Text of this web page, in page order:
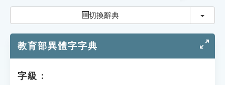
貓頭鷹博士
切換辭典 切換
教育部異體字字典
字級：